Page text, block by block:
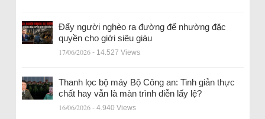
Đẩy người nghèo ra đường để nhường đặc
quyền cho giới siêu giàu
17/06/2026 - 14.527 Views
Thanh lọc bộ máy Bộ Công an: Tinh giản thực
chất hay vẫn là màn trình diễn lấy lệ?
16/06/2026 - 4.940 Views